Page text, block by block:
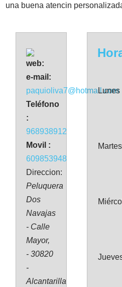
una buena atencin
web:
e-mail:
paquioliva7@hotmail.com
Teléfono
:
968938912
Movil :
609853948
Direccion:
Peluquera
Dos
Navajas
- Calle
Mayor,
- 30820
-
Alcantarilla
Lunes
Martes